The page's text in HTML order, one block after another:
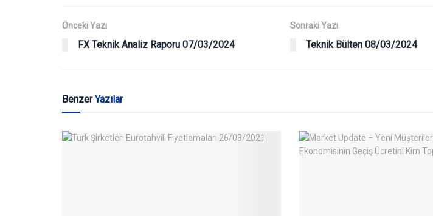
Önceki Yazı
FX Teknik Analiz Raporu 07/03/2024
Sonraki Yazı
Teknik Bülten 08/03/2024
BenzerYazılar